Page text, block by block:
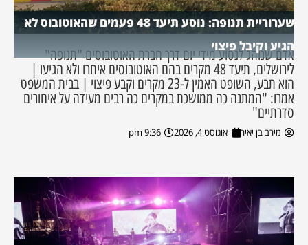
שערוריית תנופה: נוסע תיעד 48 פעמים שהאוטובוס לא
הגיע וקיבל פיצוי
אדם שנוהג לנסוע מידי יום דרך חברת האוטובוסים "תנופה"
לירושלים, תיעד 48 מקרים בהם האוטובוסים איחרו ולא הגיעו |
הוא תבע, השופט האמין ל-23 מקרים וקבע פיצוי | בבית המשפט
אמרו: "המתנה כה ממושכת במקרים כה רבים מעידה על איחורים
סדרתיים"
מירב בן יאיר אוגוסט 4, 2026 9:36 pm